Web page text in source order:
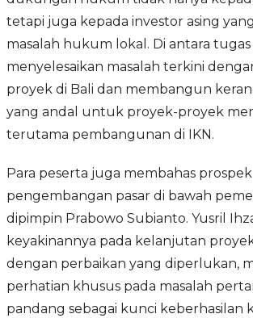
tetapi juga kepada investor asing
masalah hukum lokal. Di antara
menyelesaikan masalah terkini
proyek di Bali dan membangun
yang andal untuk proyek-proyek
terutama pembangunan di IKN.
Para peserta juga membahas prospek
pengembangan pasar di bawah
dipimpin Prabowo Subianto. Yusril
keyakinannya pada kelanjutan
dengan perbaikan yang diperlukan,
perhatian khusus pada masalah
pandang sebagai kunci keberhasilan